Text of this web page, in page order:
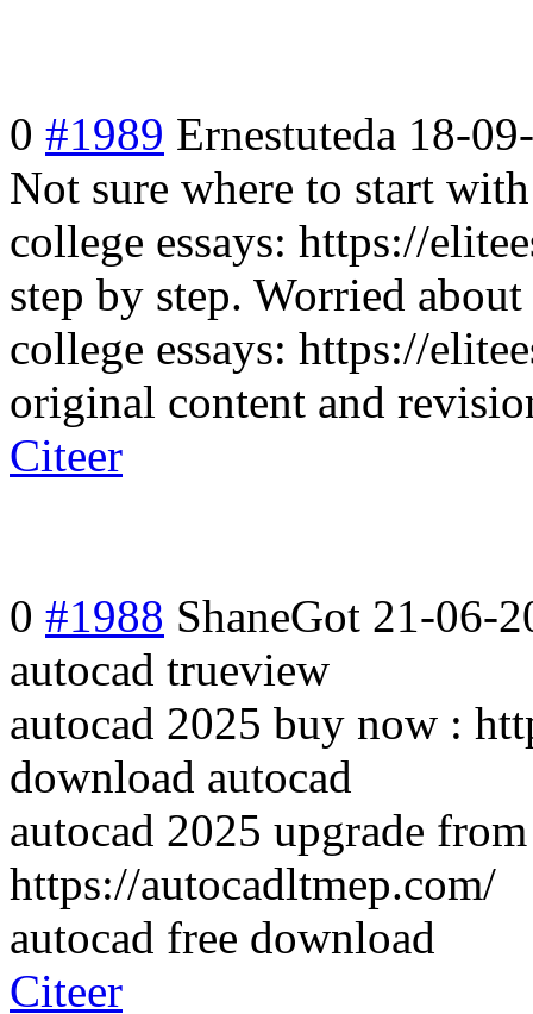
0 #1989 Ernestuteda 18-
Not sure where to start
college essays: https://
step by step. Worried
college essays: https://
original content and
Citeer
0 #1988 ShaneGot 21-06-
autocad trueview
autocad 2025 buy now :
download autocad
autocad 2025 upgrade
https://autocadltmep.com/
autocad free download
Citeer